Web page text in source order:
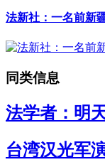
法新社：一名前新
同类信息
法学者：明
台湾汉光军